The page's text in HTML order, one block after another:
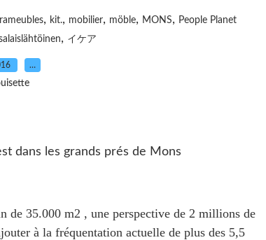
, kit., mobilier, möble, MONS, People Planet
, イケア
…
de 35.000 m2 , une perspective de 2 millions de
à la fréquentation actuelle de plus des 5,5